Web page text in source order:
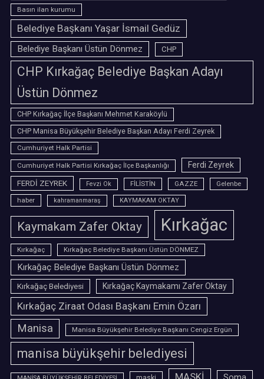
Basın ilan kurumu
Belediye Başkanı Yaşar İsmail Gedüz
Belediye Başkanı Üstün Dönmez CHP
CHP Kırkağaç Belediye Başkan Adayı
Üstün Dönmez
CHP Kırkağaç İlçe Başkanı Mehmet Karaköylü
CHP Manisa Büyükşehir Belediye Başkan Adayı Ferdi Zeyrek
Cumhuriyet Halk Partisi
Cumhuriyet Halk Partisi Kırkağaç İlçe Başkanlığı
Ferdi Zeyrek
FERDİ ZEYREK
Fevzi Ok FİLİSTİN GAZZE
Gelenbe
haber
kahramanmaraş KAYMAKAM OKTAY
Kaymakam Zafer Oktay Kırkağac
Kırkağaç Kırkağaç Belediye Başkanı Üstün DÖNMEZ
Kırkağaç Belediye Başkanı Üstün Dönmez
Kırkağaç Belediyesi Kırkağaç Kaymakamı Zafer Oktay
Kırkağaç Ziraat Odası Başkanı Emin Özarı
Manisa Manisa Büyükşehir Belediye Başkanı Cengiz Ergün
manisa büyükşehir belediyesi